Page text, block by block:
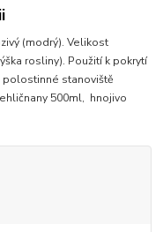
(modrý). Velikost
rosliny). Použití k pokrytí
polostinné stanoviště
500ml, hnojivo